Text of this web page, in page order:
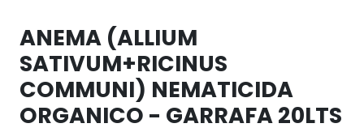
ANEMA (ALLIUM
SATIVUM+RICINUS
COMMUNI) NEMATICIDA
ORGANICO - GARRAFA 20LTS